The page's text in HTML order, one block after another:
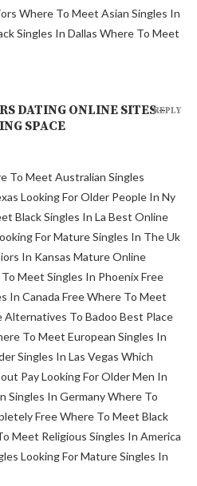
Meet Australian Singles
Looking For Older People In Ny
Black Singles In La Best Online
For Mature Singles In The Uk
In Kansas Mature Online
Meet Singles In Phoenix Free
Canada Free Where To Meet
Alternatives To Badoo Best Place
To Meet European Singles In
Singles In Las Vegas Which
Pay Looking For Older Men In
In Germany Where To
Free Where To Meet Black
Meet Religious Singles In America
Looking For Mature Singles In